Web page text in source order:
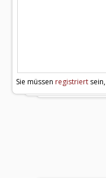
Sie müssen registriert